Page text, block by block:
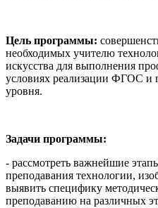
Цель программы:
необходимых учителю
искусства для выполнения
условиях реализации ФГОС и
уровня.
Задачи программы:
- рассмотреть важнейшие
преподавания технологии,
выявить специфику
преподаванию на различных